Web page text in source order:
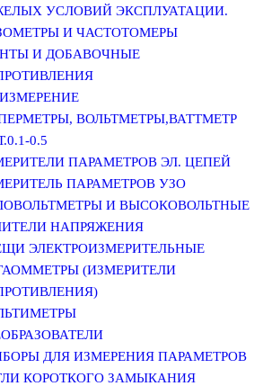
УСЛОВИЙ ЭКСПЛУАТАЦИИ.
И ЧАСТОТОМЕРЫ
И ДОБАВОЧНЫЕ
ВОЛЬТМЕТРЫ,ВАТТМЕТР
0.5
ПАРАМЕТРОВ ЭЛ. ЦЕПЕЙ
ПАРАМЕТРОВ УЗО
И ВЫСОКОВОЛЬТНЫЕ
НАПРЯЖЕНИЯ
ЭЛЕКТРОИЗМЕРИТЕЛЬНЫЕ
(ИЗМЕРИТЕЛИ
ДЛЯ ИЗМЕРЕНИЯ ПАРАМЕТРОВ
КОРОТКОГО ЗАМЫКАНИЯ